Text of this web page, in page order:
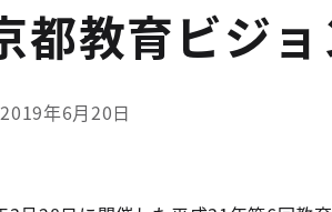
都教育ビジョ
2019年6月20日